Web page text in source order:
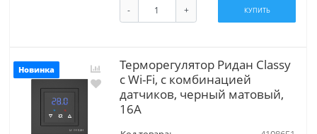
- + КУПИТЬ
Новинка
Терморегулятор Ридан Classy
c Wi-Fi, с комбинацией
датчиков, черный матовый,
16А